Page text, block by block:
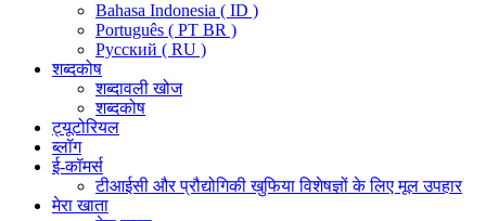
Bahasa Indonesia ( ID )
Português ( PT BR )
Pусский ( RU )
शब्दकोष
शब्दावली खोज
शब्दकोष
ट्यूटोरियल
ब्लॉग
ई-कॉमर्स
टीआईसी और प्रौद्योगिकी खुफिया विशेषज्ञों के लिए मूल उपहार
मेरा खाता